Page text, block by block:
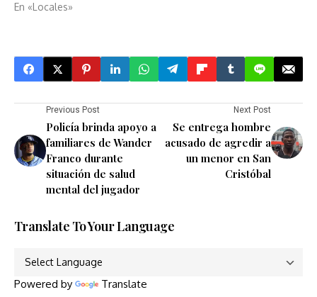
En «Locales»
Previous Post
Policía brinda apoyo a
familiares de Wander
Franco durante
situación de salud
mental del jugador
Next Post
Se entrega hombre
acusado de agredir a
un menor en San
Cristóbal
Translate To Your Language
Powered by Translate